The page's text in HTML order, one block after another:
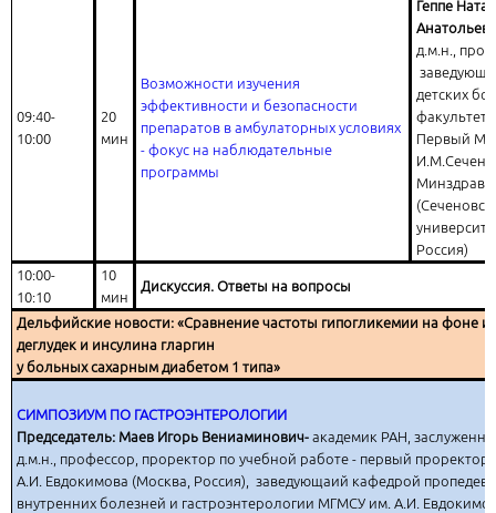
09:40-
10:00
20
мин
Возможности изучения
эффективности и безопасности
препаратов в амбулаторных условиях
- фокус на наблюдательные
программы
Геппе
д.м.н.,
детских
Первый
Минздрава
Россия)
10:00-
10:10
10
мин
Дискуссия. Ответы на вопросы
Дельфийские новости: «Сравнение частоты гипогликемии на фоне
деглудек и инсулина гларгин
у больных сахарным диабетом 1 типа»
СИМПОЗИУМ ПО ГАСТРОЭНТЕРОЛОГИИ
Председатель: Маев Игорь Вениаминович- академик РАН,
д.м.н., профессор, проректор по учебной работе - первый
А.И. Евдокимова (Москва, Россия), заведующаий кафедрой
внутренних болезней и гастроэнтерологии МГМСУ им. А.И.